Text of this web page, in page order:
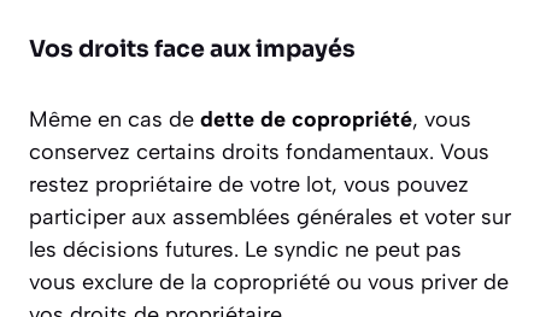
Vos droits face aux impayés
Même en cas de dette de copropriété, vous
conservez certains droits fondamentaux. Vous
restez propriétaire de votre lot, vous pouvez
participer aux assemblées générales et voter sur
les décisions futures. Le syndic ne peut pas
vous exclure de la copropriété ou vous priver de